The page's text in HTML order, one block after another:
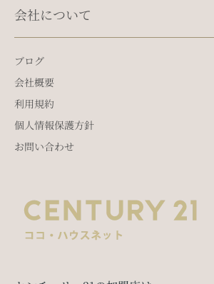
会社について
ブログ
会社概要
利用規約
個人情報保護方針
お問い合わせ